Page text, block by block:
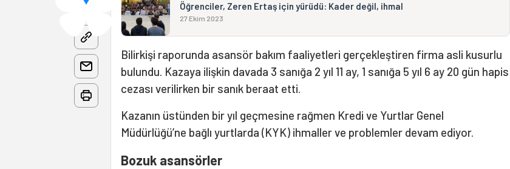
Öğrenciler, Zeren Ertaş için yürüdü: Kader değil, ihmal
27 Ekim 2023
Bilirkişi raporunda asansör bakım faaliyetleri gerçekleştiren firma asli kusurlu
bulundu. Kazaya ilişkin davada 3 sanığa 2 yıl 11 ay, 1 sanığa 5 yıl 6 ay 20 gün hapis
cezası verilirken bir sanık beraat etti.
Kazanın üstünden bir yıl geçmesine rağmen Kredi ve Yurtlar Genel
Müdürlüğü’ne bağlı yurtlarda (KYK) ihmaller ve problemler devam ediyor.
Bozuk asansörler